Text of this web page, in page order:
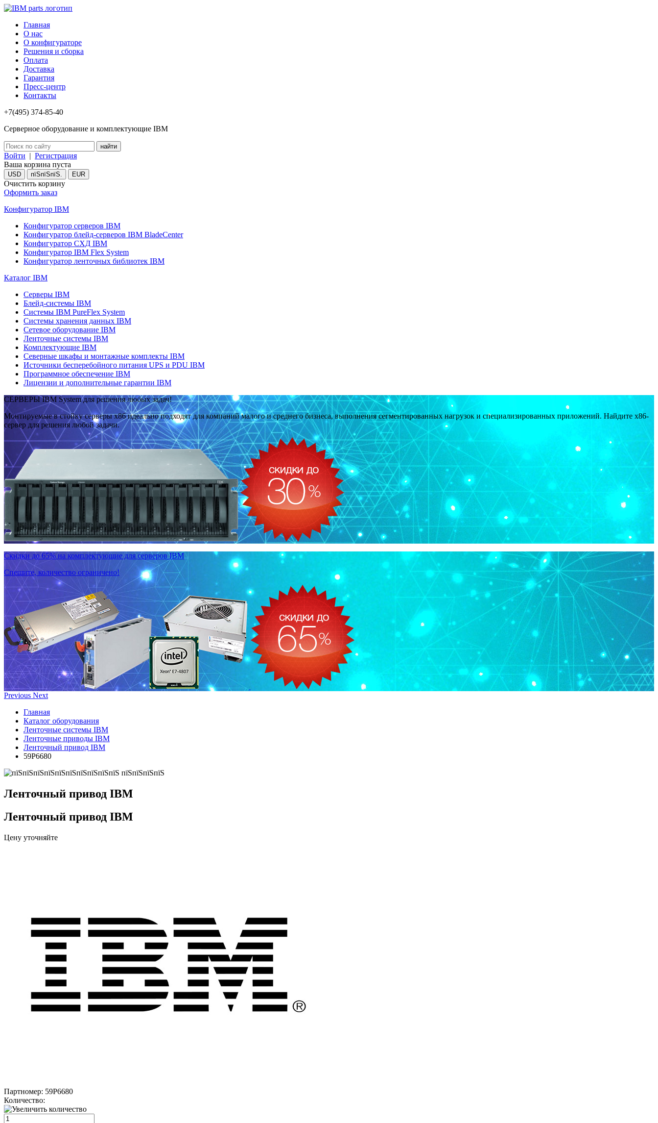
Главная
О нас
О конфигураторе
Решения и сборка
Оплата
Доставка
Гарантия
Пресс-центр
Контакты
+7(495) 374-85-40
Серверное оборудование и комплектующие IBM
Войти | Регистрация
Ваша корзина пуста
USD пїЅпїЅпїЅ. EUR
Очистить корзину
Оформить заказ
Конфигуратор IBM
Конфигуратор серверов IBM
Конфигуратор блейд-серверов IBM BladeCenter
Конфигуратор СХД IBM
Конфигуратор IBM Flex System
Конфигуратор ленточных библиотек IBM
Каталог IBM
Серверы IBM
Блейд-системы IBM
Системы IBM PureFlex System
Системы хранения данных IBM
Сетевое оборудование IBM
Ленточные системы IBM
Комплектующие IBM
Северные шкафы и монтажные комплекты IBM
Источники бесперебойного питания UPS и PDU IBM
Программное обеспечение IBM
Лицензии и дополнительные гарантии IBM
СЕРВЕРЫ IBM System для решения любых задач!
Монтируемые в стойку серверы x86 идеально подходят для компаний малого и среднего бизнеса, выполнения сегментированных нагрузок и специализированных приложений. Найдите x86-
сервер для решения любой задачи.
Скидки до 65% на комплектующие для серверов IBM
Спешите, количество ограничено!
Previous Next
Главная
Каталог оборудования
Ленточные системы IBM
Ленточные приводы IBM
Ленточный привод IBM
59P6680
Ленточный привод IBM
Ленточный привод IBM
Цену уточняйте
Партномер: 59P6680
Количество: